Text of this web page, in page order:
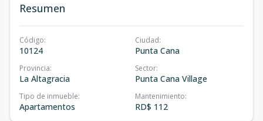
Resumen
Código:
10124
Ciudad:
Punta Cana
Provincia:
La Altagracia
Sector:
Punta Cana Village
Tipo de inmueble:
Apartamentos
Mantenimiento:
RD$ 112